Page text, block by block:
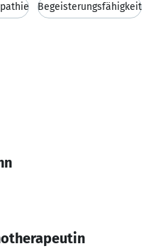
Begeisterungsfähigkeit